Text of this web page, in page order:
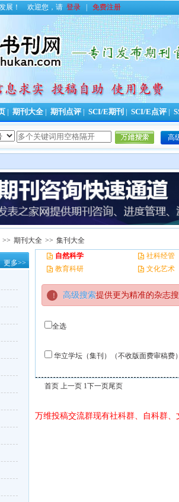
展！ 欢迎您，请 登录 免费注册
期刊大全 期刊点评 SCI/E期刊 SCI/E点评
高
>> 期刊大全 >> 集刊大全
更多>>
自然科学
社科经管
教育科研
文化艺术
高级搜索提供更为精准的杂志
全选
华立学坛（集刊）（不收版面费审稿
首页 上一页 1下一页尾页
万维投稿交流群现有社科群、自科群